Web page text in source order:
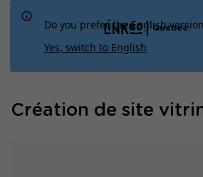
Québec
Création de site
Do you prefer the English
Yes, switch to English